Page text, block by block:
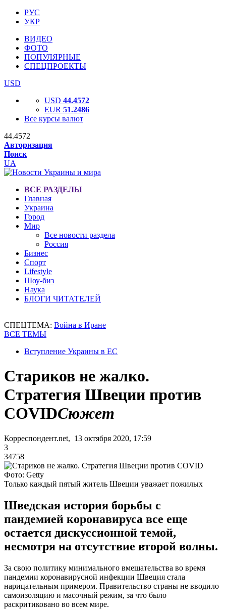
РУС
УКР
ВИДЕО
ФОТО
ПОПУЛЯРНЫЕ
СПЕЦПРОЕКТЫ
USD
USD 44.4572
EUR 51.2486
Все курсы валют
44.4572
Авторизация
Поиск
UA
ВСЕ РАЗДЕЛЫ
Главная
Украина
Город
Мир
Все новости раздела
Россия
Бизнес
Спорт
Lifestyle
Шоу-биз
Наука
БЛОГИ ЧИТАТЕЛЕЙ
СПЕЦТЕМА: Война в Иране
ВСЕ ТЕМЫ
Вступление Украины в ЕС
Стариков не жалко.
Стратегия Швеции против
COVIDСюжет
Корреспондент.net, 13 октября 2020, 17:59
3
34758
Фото: Getty
Только каждый пятый житель Швеции уважает пожилых
Шведская история борьбы с
пандемией коронавируса все еще
остается дискуссионной темой,
несмотря на отсутствие второй волны.
За свою политику минимального вмешательства во время
пандемии коронавирусной инфекции Швеция стала
нарицательным примером. Правительство страны не вводило
самоизоляцию и масочный режим, за что было
раскритиковано во всем мире.